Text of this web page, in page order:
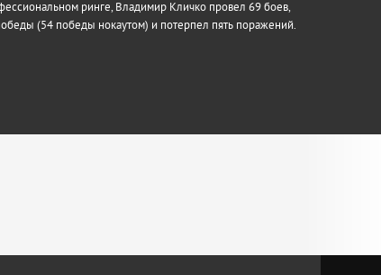
ринге, Владимир Кличко провел 69 боев,
(54 победы нокаутом) и потерпел пять поражений.